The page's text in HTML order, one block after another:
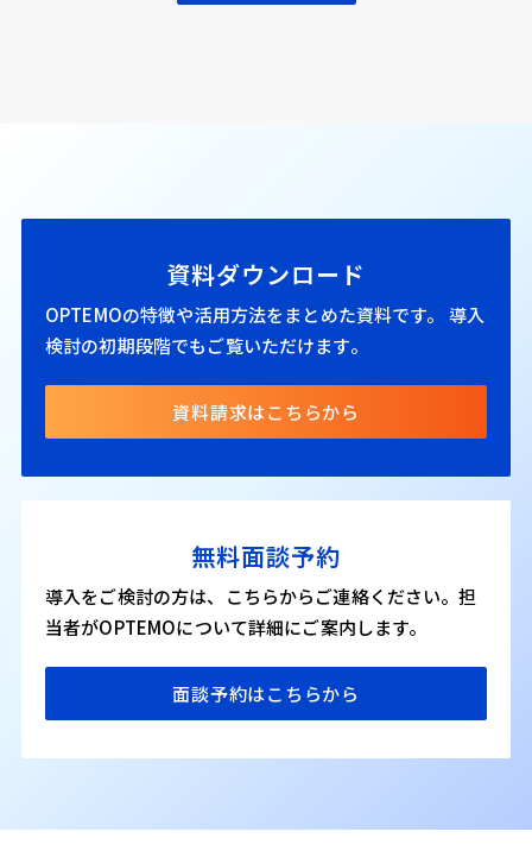
資料ダウンロード
OPTEMOの特徴や活用方法をまとめた資料です。
導入
検討の初期段階でもご覧いただけます。
資料請求はこちらから
無料面談予約
導入をご検討の方は、こちらからご連絡ください。担
当者がOPTEMOについて詳細にご案内します。
面談予約はこちらから